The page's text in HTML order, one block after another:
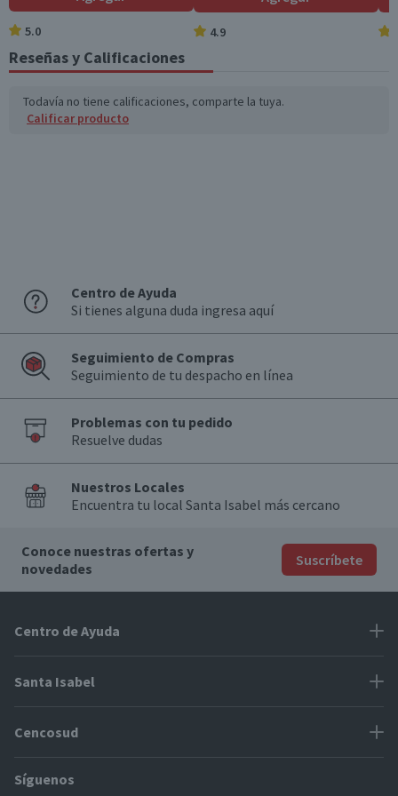
5.0 4.9
Reseñas y Calificaciones
Todavía no tiene calificaciones, comparte la tuya.
Calificar producto
Centro de Ayuda
Si tienes alguna duda ingresa aquí
Seguimiento de Compras
Seguimiento de tu despacho en línea
Problemas con tu pedido
Resuelve dudas
Nuestros Locales
Encuentra tu local Santa Isabel más cercano
Conoce nuestras ofertas y
novedades
Suscríbete
Centro de Ayuda
Problemas con tu pedido
Cómo modificar mis datos
Modos de entrega y cobertura
Santa Isabel
Proveedores
Cencosud
Paris
Síguenos